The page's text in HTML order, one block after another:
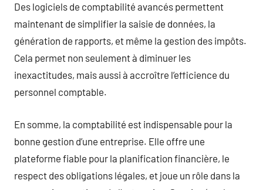
Des logiciels de comptabilité avancés permettent
maintenant de simplifier la saisie de données, la
génération de rapports, et même la gestion des impôts.
Cela permet non seulement à diminuer les
inexactitudes, mais aussi à accroître l’efficience du
personnel comptable.
En somme, la comptabilité est indispensable pour la
bonne gestion d’une entreprise. Elle offre une
plateforme fiable pour la planification financière, le
respect des obligations légales, et joue un rôle dans la